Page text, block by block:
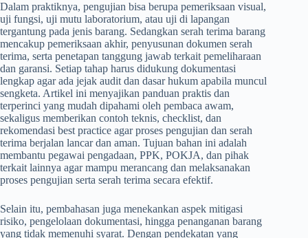
Dalam praktiknya, pengujian bisa berupa pemeriksaan visual,
uji fungsi, uji mutu laboratorium, atau uji di lapangan
tergantung pada jenis barang. Sedangkan serah terima barang
mencakup pemeriksaan akhir, penyusunan dokumen serah
terima, serta penetapan tanggung jawab terkait pemeliharaan
dan garansi. Setiap tahap harus didukung dokumentasi
lengkap agar ada jejak audit dan dasar hukum apabila muncul
sengketa. Artikel ini menyajikan panduan praktis dan
terperinci yang mudah dipahami oleh pembaca awam,
sekaligus memberikan contoh teknis, checklist, dan
rekomendasi best practice agar proses pengujian dan serah
terima berjalan lancar dan aman. Tujuan bahan ini adalah
membantu pegawai pengadaan, PPK, POKJA, dan pihak
terkait lainnya agar mampu merancang dan melaksanakan
proses pengujian serta serah terima secara efektif.
Selain itu, pembahasan juga menekankan aspek mitigasi
risiko, pengelolaan dokumentasi, hingga penanganan barang
yang tidak memenuhi syarat. Dengan pendekatan yang